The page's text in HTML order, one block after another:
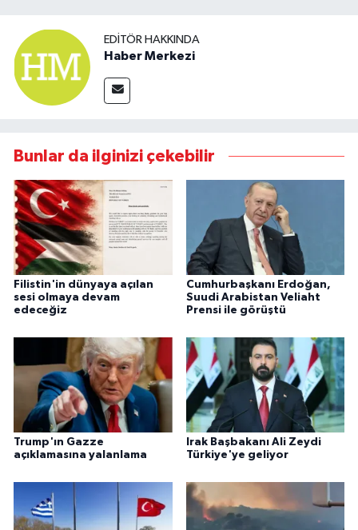
EDITÖR HAKKINDA
Haber Merkezi
Bunlar da ilginizi çekebilir
Filistin'in dünyaya açılan
sesi olmaya devam
edeceğiz
Cumhurbaşkanı Erdoğan,
Suudi Arabistan Veliaht
Prensi ile görüştü
Trump'ın Gazze
açıklamasına yalanlama
Irak Başbakanı Ali Zeydi
Türkiye'ye geliyor